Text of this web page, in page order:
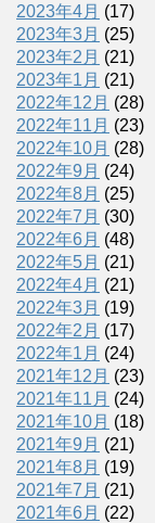
2023年4月 (17)
2023年3月 (25)
2023年2月 (21)
2023年1月 (21)
2022年12月 (28)
2022年11月 (23)
2022年10月 (28)
2022年9月 (24)
2022年8月 (25)
2022年7月 (30)
2022年6月 (48)
2022年5月 (21)
2022年4月 (21)
2022年3月 (19)
2022年2月 (17)
2022年1月 (24)
2021年12月 (23)
2021年11月 (24)
2021年10月 (18)
2021年9月 (21)
2021年8月 (19)
2021年7月 (21)
2021年6月 (22)